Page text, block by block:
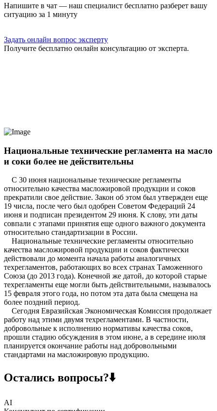
Напишите в чат — наш специалист бесплатно разберет вашу
ситуацию за 1 минуту
Задать онлайн вопрос эксперту
Получите бесплатно онлайн консультацию от эксперта.
Национальные технические регламента на масло
и соки более не действительны
С 30 июня национальные технические регламенты
относительно качества масложировой продукции и соков
прекратили свое действие. Закон об этом был утвержден еще
19 числа, после чего был одобрен Советом Федераций 24
июня и подписан президентом 29 июня. К слову, эти даты
совпали с этапами принятия еще одного важного документа
относительно стандартизации в России.
Национальные технические регламенты относительно
качества масложировой продукции и соков фактически
действовали до момента начала работы аналогичных
техрегламентов, работающих во всех странах Таможенного
Союза (до 2013 года). Конечной же датой, до которой старые
техрегламенты еще могли быть действительными, называлось
15 февраля этого года, но потом эта дата была смещена на
более поздний период.
Сегодня Евразийская Экономическая Комиссия продолжает
работу над этими двумя техрегламентами. В частности,
добровольные к исполнению нормативы качества соков,
прошли стадию обсуждения в этом июне, а в середине июля
планируется окончание работы над добровольными
стандартами на масложировую продукцию.
Остались вопросы?⬇️
AI